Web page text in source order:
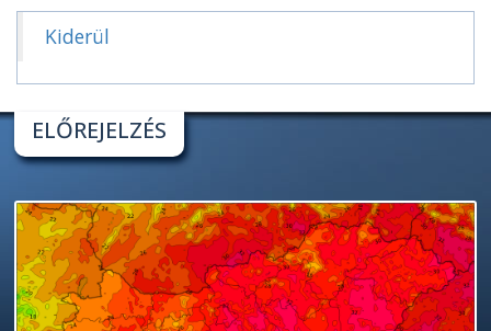
Kiderül
ELŐREJELZÉS